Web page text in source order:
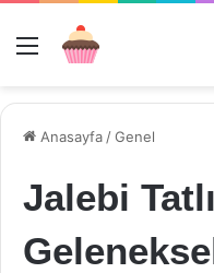
Menü
Anasayfa /Genel
Jalebi